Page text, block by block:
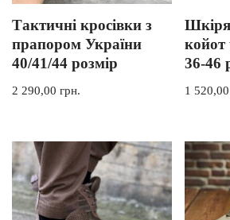
Тактичні кросівки з
прапором України
40/41/44 розмір
2 290,00 грн.
койот
36-46
1